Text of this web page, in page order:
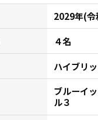
2029年(
４名
ハイブリ
ブルーイ
ル３